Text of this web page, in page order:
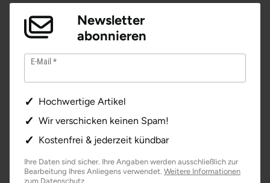
Newsletter
abonnieren
E-Mail
Hochwertige Artikel
Wir verschicken keinen Spam!
Kostenfrei & jederzeit kündbar
Ihre Daten sind sicher. Ihre Angaben werden ausschließlich zur
Bearbeitung Ihres Anliegens verwendet. Weitere Informationen
zum Datenschutzöffnet in neuem Fenster
Schwabach
Schweinfurt
Schwerin
Seligenstadt
Speyer